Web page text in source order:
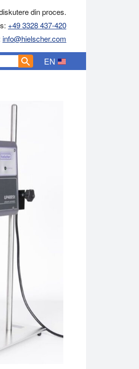
din proces.
+49 3328 437-420
info@hielscher.com
EN